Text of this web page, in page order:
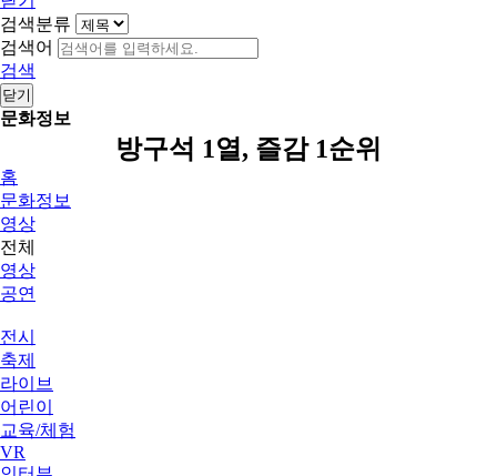
검색분류
검색어
검색
닫기
문화정보
방구석 1열, 즐감 1순위
홈
문화정보
영상
전체
영상
공연
전시
축제
라이브
어린이
교육/체험
VR